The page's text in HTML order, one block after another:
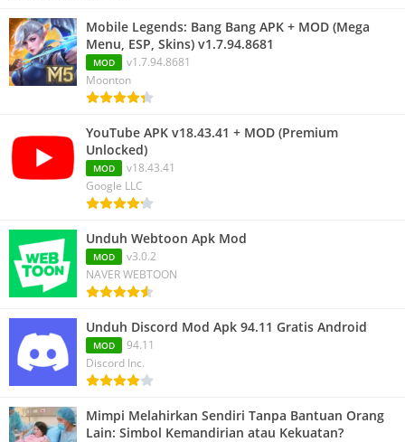
Mobile Legends: Bang Bang APK + MOD (Mega
Menu, ESP, Skins) v1.7.94.8681
MOD
v1.7.94.8681
Moonton
YouTube APK v18.43.41 + MOD (Premium
Unlocked)
MOD
v18.43.41
Google LLC
Unduh Webtoon Apk Mod
MOD
v3.0.2
NAVER WEBTOON
Unduh Discord Mod Apk 94.11 Gratis Android
MOD
94.11
Discord Inc.
Mimpi Melahirkan Sendiri Tanpa Bantuan Orang
Lain: Simbol Kemandirian atau Kekuatan?